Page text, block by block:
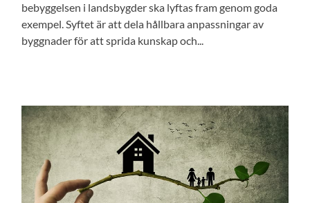
bebyggelsen i landsbygder ska lyftas fram genom goda
exempel. Syftet är att dela hållbara anpassningar av
byggnader för att sprida kunskap och...